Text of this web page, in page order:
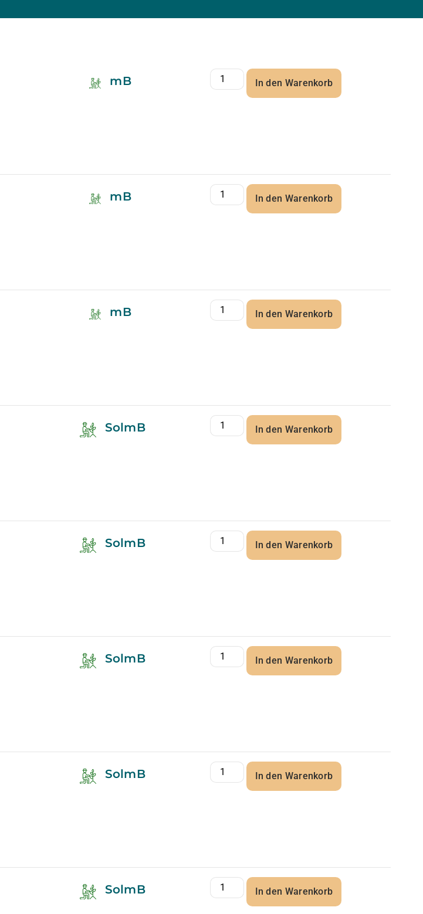
mB In den Warenkorb
mB In den Warenkorb
mB In den Warenkorb
SolmB In den Warenkorb
SolmB In den Warenkorb
SolmB In den Warenkorb
SolmB In den Warenkorb
SolmB In den Warenkorb